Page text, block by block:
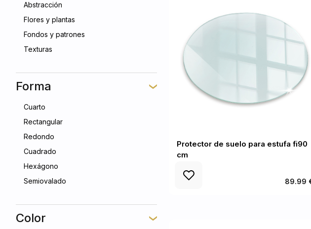
Abstracción
Flores y plantas
Fondos y patrones
Texturas
Forma
Cuarto
Rectangular
Redondo
Cuadrado
Hexágono
Semiovalado
Color
Protector de suelo para estufa fi90
cm
89.99